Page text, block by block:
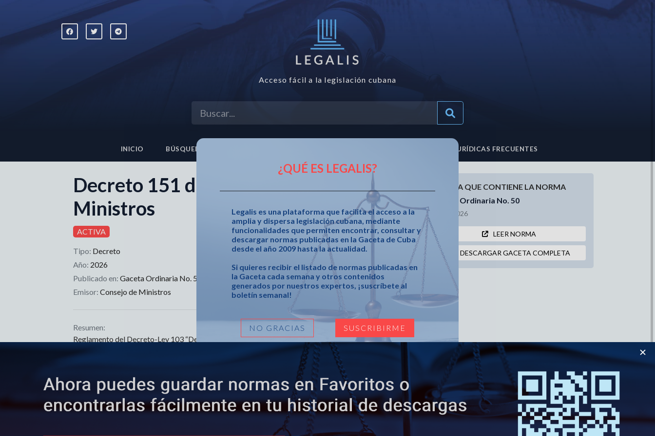
¿QUÉ ES LEGALIS?
Legalis es una plataforma que facilita el acceso a la
amplia y dispersa legislación cubana, mediante
funcionalidades que permiten encontrar, consultar y
descargar normas publicadas en la Gaceta de Cuba
desde el año 2009 hasta la actualidad.
Si quieres recibir el listado de normas publicadas en
la Gaceta cada semana y otros contenidos
generados por nuestros expertos, ¡suscríbete al
boletín semanal!
NO GRACIAS SUSCRIBIRME
Acceso fácil a la legislación cubana
INICIO BÚSQUEDA AVANZADA PREGUNTAS JURÍDICAS FRECUENTES
Decreto 151 de 2026 de Consejo de
Ministros
ACTIVA
Tipo: Decreto
Año: 2026
Publicado en: Gaceta Ordinaria No. 50
Emisor: Consejo de Ministros
Resumen:
Reglamento del Decreto-Ley 103 “De marcas y nombres comerciales”, de 14 de febrero de 2025.
Normas que modifica o deroga:
Resolución 63 de 2000 de Ministerio de Ciencia, Tecnología y Medio Ambiente
GACETA QUE CONTIENE LA NORMA
Gaceta Ordinaria No. 50
09/06/2026
LEER NORMA
DESCARGAR GACETA COMPLETA